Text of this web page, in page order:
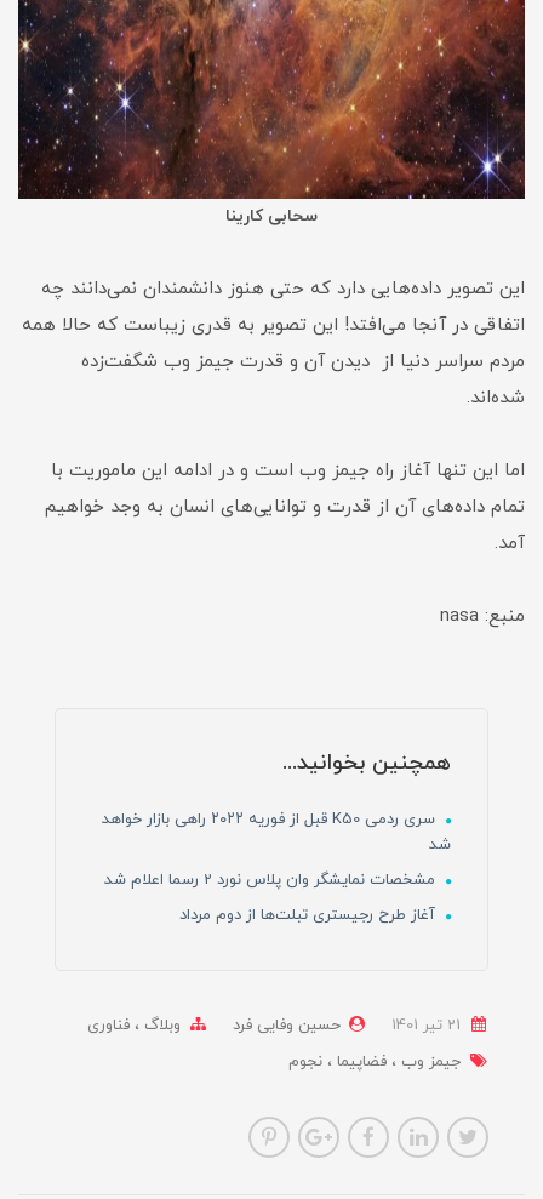
سحابی کارینا
این تصویر داده‌هایی دارد که حتی هنوز دانشمندان نمی‌دانند چه
اتفاقی در آنجا می‌افتد! این تصویر به قدری زیباست که حالا همه
مردم سراسر دنیا از دیدن آن و قدرت جیمز وب شگفت‌زده
شده‌اند.
اما این تنها آغاز راه جیمز وب است و در ادامه این ماموریت با
تمام داده‌های آن از قدرت و توانایی‌های انسان به وجد خواهیم
آمد.
منبع: nasa
همچنین بخوانید...
سری ردمی K50 قبل از فوریه ۲۰۲۲ راهی بازار خواهد
شد
مشخصات نمایشگر وان پلاس نورد 2 رسما اعلام شد
آغاز طرح رجیستری تبلت‌ها از دوم مرداد
حسین وفایی فرد وبلاگ
فناوری
جیمز وب
فضاپیما نجوم